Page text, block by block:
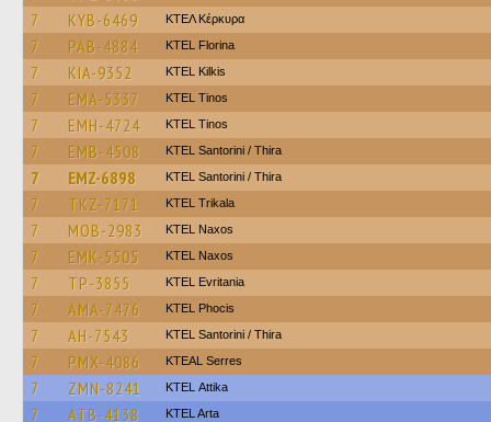
7
KYB-6469 ΚΤΕΛ Κέρκυρα
7 PAB-4884 KTEL Florina
7 KIA-9352 KTEL Kilkis
7 EMA-5337 KTEL Tinos
7 EMH-4724 KTEL Tinos
7 EMB-4508 KTEL Santorini / Thira
7 EMZ-6898 KTEL Santorini / Thira
7 TKZ-7171 ΚΤΕL Τrikala
7 MOB-2983 KTEL Naxos
7 EMK-5505 KTEL Naxos
7 TP-3855 ΚΤΕL Evritania
7 AMA-7476 ΚΤΕL Phocis
7 AH-7543 KTEL Santorini / Thira
7 PMX-4086 KTEAL Serres
7 ZMN-8241 KΤΕL Αttika
7 ATB-4138 KTEL Arta